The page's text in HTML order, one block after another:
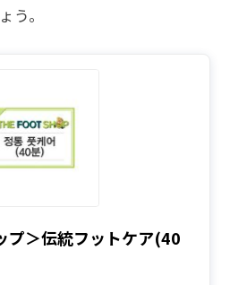
う。
プ＞伝統フットケア(40